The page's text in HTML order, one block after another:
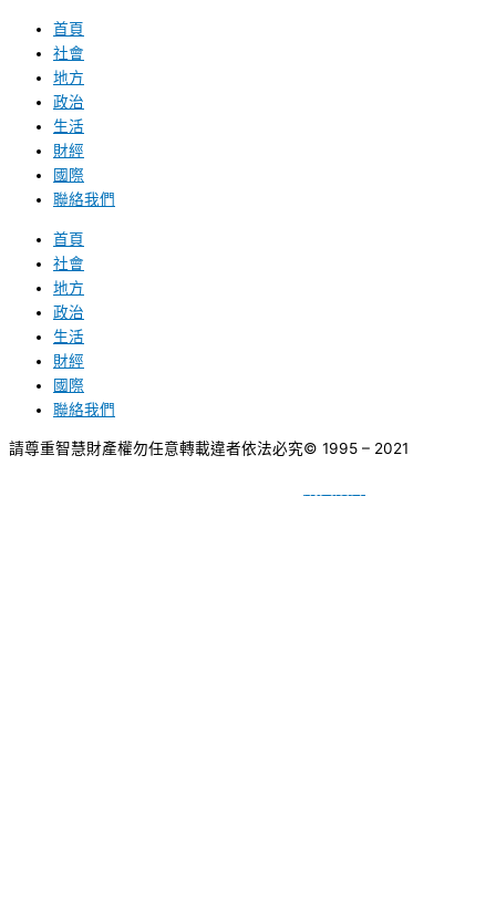
首頁
社會
地方
政治
生活
財經
國際
聯絡我們
首頁
社會
地方
政治
生活
財經
國際
聯絡我們
請尊重智慧財產權勿任意轉載違者依法必究© 1995 – 2021